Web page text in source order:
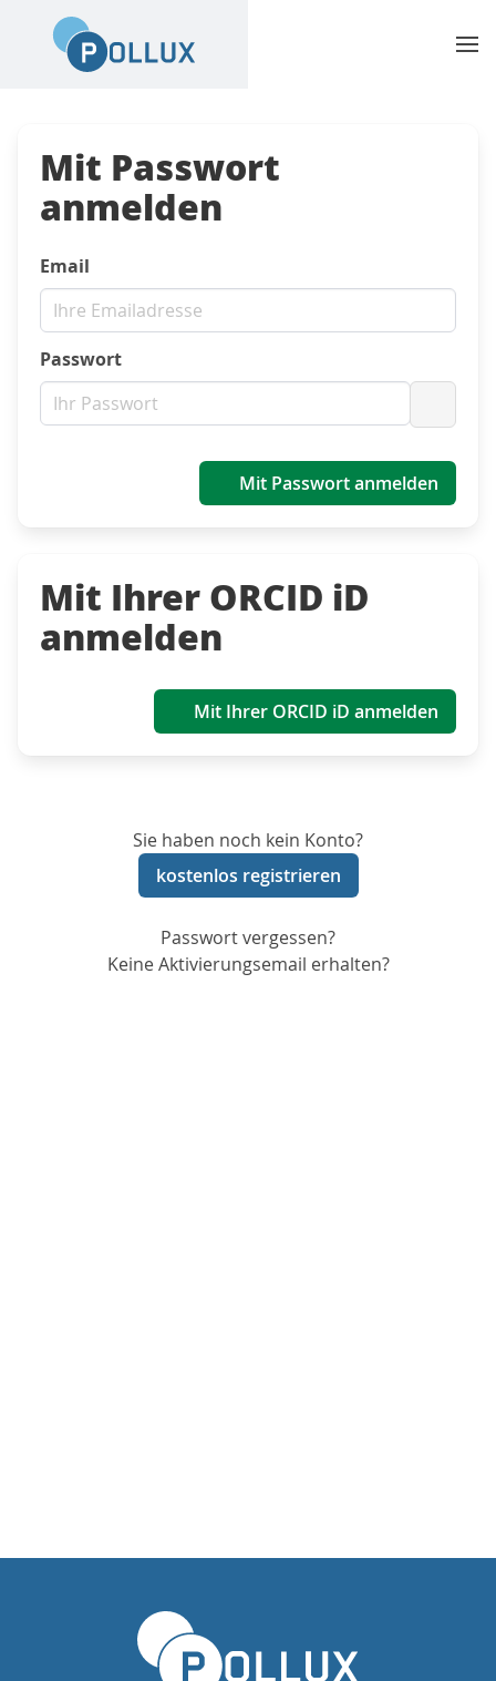
Mit Passwort
anmelden
Email
Passwort
Mit Passwort anmelden
Mit Ihrer ORCID iD
anmelden
Mit Ihrer ORCID iD anmelden
Sie haben noch kein Konto?
kostenlos registrieren
Passwort vergessen?
Keine Aktivierungsemail erhalten?